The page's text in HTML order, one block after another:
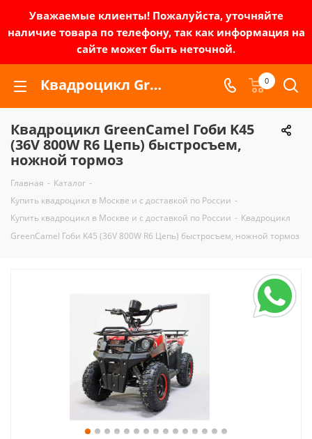
Уважаемые клиенты! Пожалуйста, уточняйте
наличие товара по телефону, так как информация на
сайте может быть неточной.
Квадроцикл GreenCamel Гоби K45 (36V 800W R6 Цепь) быстросъем, ножной тормоз | Зел-мото 0
Квадроцикл GreenCamel Гоби K45
(36V 800W R6 Цепь) быстросъем,
ножной тормоз
Главная - Каталог -
Купить квадроцикл в Москве и с доставкой по России -
Купить квадроцикл в Москве и с доставкой по России - Квадроцикл
GreenCamel Гоби K45 (36V 800W R6 Цепь) быстросъем, ножной тормоз